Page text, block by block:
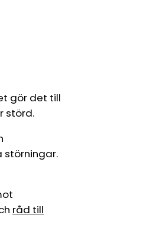
gör det till
störd.
störningar.
råd till